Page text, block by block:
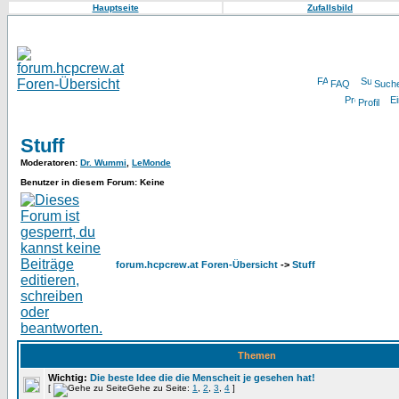
Hauptseite Zufallsbild
FAQ
Profil
Stuff
Moderatoren: Dr. Wummi
LeMonde
Benutzer in diesem Forum: Keine
forum.hcpcrew.at Foren-Übersicht -> Stuff
Themen
Wichtig: Die beste Idee die die Menscheit je gesehen hat!
[ Gehe zu Seite: 1 2 3 4 ]